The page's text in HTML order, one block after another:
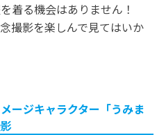
着る機会はありません！
撮影を楽しんで見てはいか
ージキャラクター「うみま